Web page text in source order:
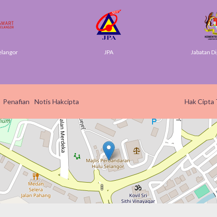
JPA Jabatan
Penafian Notis Hakcipta Hak Cipta